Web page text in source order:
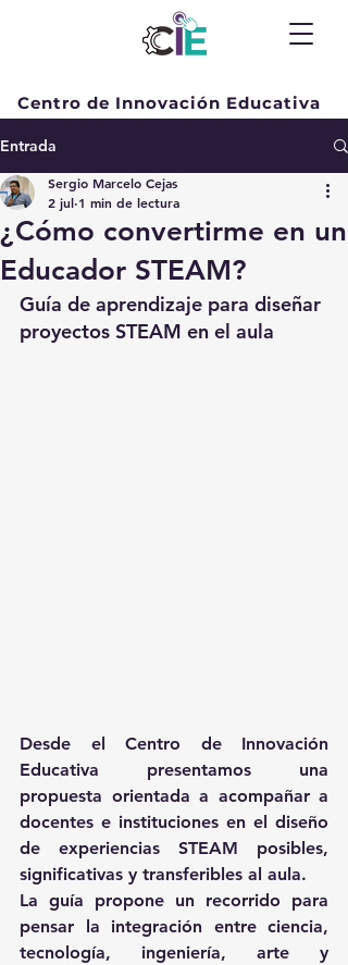
Centro de Innovación Educativa
Entrada
¿Cómo convertirme en un
Educador STEAM?
Sergio Marcelo Cejas
2 jul 1 min de lectura
Guía de aprendizaje para diseñar
proyectos STEAM en el aula
Desde el Centro de Innovación
Educativa presentamos una
propuesta orientada a acompañar a
docentes e instituciones en el diseño
de experiencias STEAM posibles,
significativas y transferibles al aula.
La guía propone un recorrido para
pensar la integración entre ciencia,
tecnología, ingeniería, arte y